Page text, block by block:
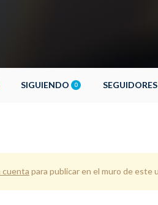
SIGUIENDO 0 SEGUIDORES
cuenta para publicar en el muro de este